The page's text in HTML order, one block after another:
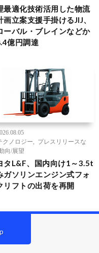
最適化技術活用した物流
画立案支援手掛けるJIJ、
ーバル・ブレインなどか
億円調達
クノロジー
プレスリリースな
向/展望
タL&F、国内向け1～3.5t
ガソリンエンジン式フォ
リフトの出荷を再開